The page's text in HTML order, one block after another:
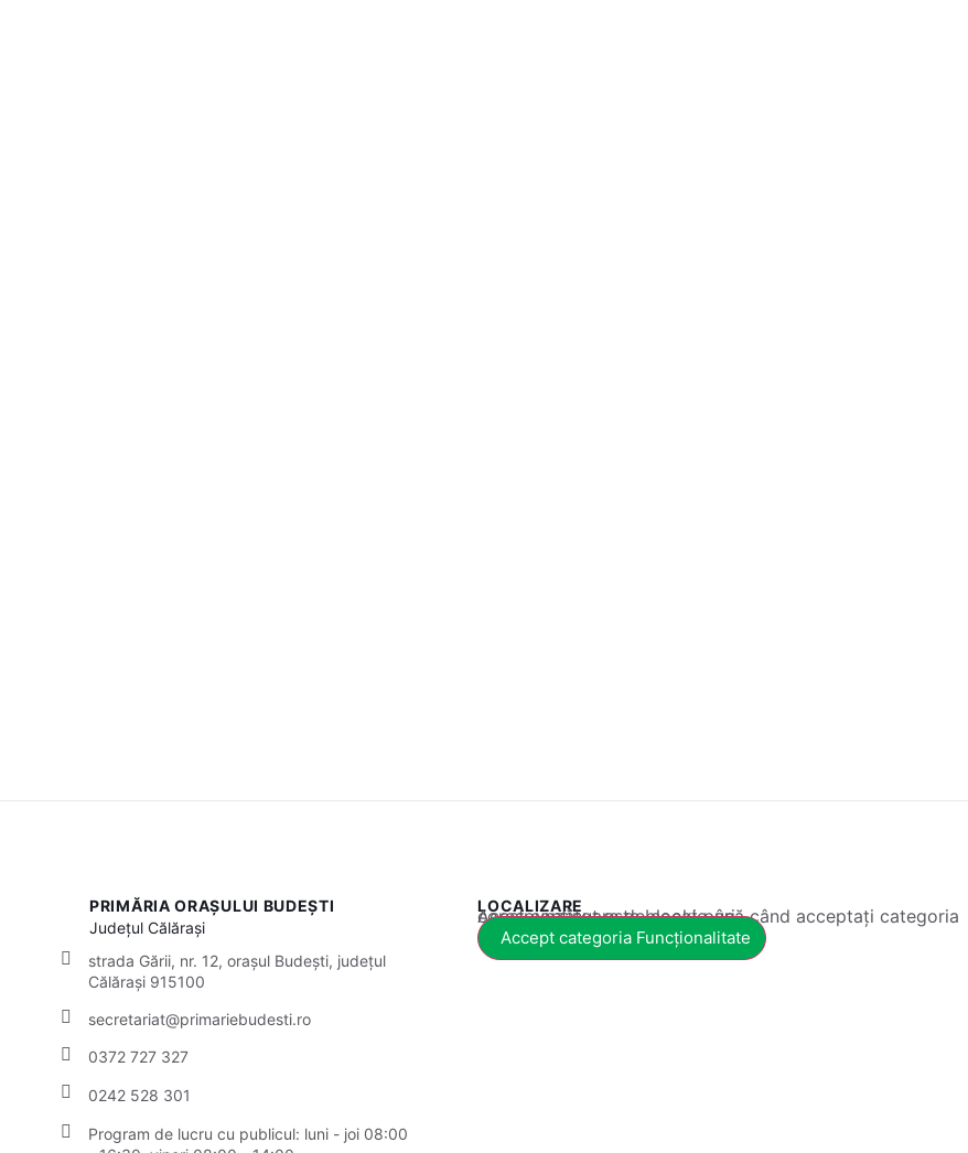
PRIMĂRIA ORAȘULUI BUDEȘTI
JudețulCălărași
strada Gării, nr. 12, orașul Budești, județul
Călărași 915100
secretariat@primariebudesti.ro
0372 727 327
0242 528 301
Program de lucru cu publicul: luni - joi 08:00
LOCALIZARE
Acest conținut este blocat până când acceptați categoria corespunzătoare de cookie-uri.
Accept categoria Funcționalitate